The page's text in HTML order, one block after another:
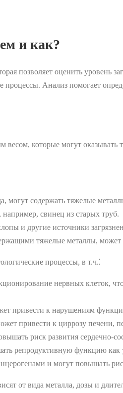
и как?
позволяет оценить уровень
процессы. Анализ помогает
которые могут оказывать
могут содержать тяжелые
например, свинец из старых труб.
и другие источники
тяжелые металлы,
процессы, в т.ч.⁚
нервных клеток,
привести к нарушениям
привести к циррозу печени,
риск развития сердечно-
репродуктивную функцию
и могут повышать
от вида металла, дозы и